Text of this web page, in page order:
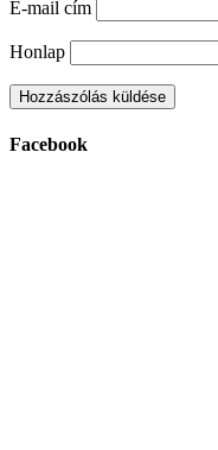
E-mail cím
Honlap
Facebook